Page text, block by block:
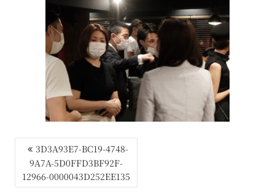
投
稿
ナ
3D3A93E7-BC19-4748-
9A7A-5D0FFD3BF92F-
12966-0000043D252EE135